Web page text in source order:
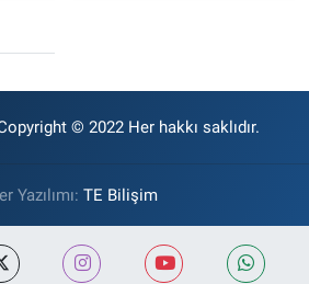
© 2022 Her hakkı saklıdır.
Yazılımı: TE Bilişim